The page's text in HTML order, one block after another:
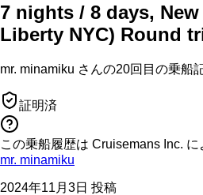
7 nights / 8 days, New
Liberty NYC) Round
mr. minamiku さんの20回目の乗船
証明済
この乗船履歴は Cruisemans Inc.
mr. minamiku
2024年11月3日 投稿